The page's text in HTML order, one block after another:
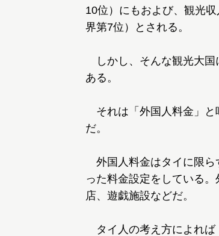
10位）にもおよび、観光
界第7位）とされる。
しかし、そんな観光大国
ある。
それは「外国人料金」と
だ。
外国人料金はタイに限ら
った料金設定をしている
店、遊戯施設などだ。
タイ人の考え方によれば